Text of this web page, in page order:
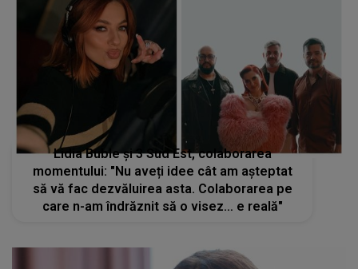
Lidia Buble și 3 Sud Est, colaborarea
momentului: "Nu aveți idee cât am așteptat
să vă fac dezvăluirea asta. Colaborarea pe
care n-am îndrăznit să o visez… e reală"